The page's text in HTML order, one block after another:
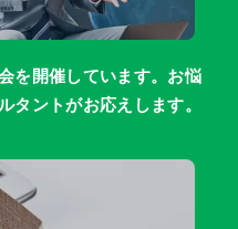
を開催しています。お悩
タントがお応えします。